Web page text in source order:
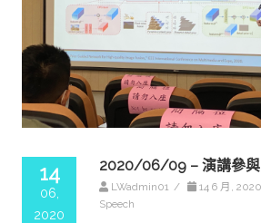
14
06,
2020
2020/06/09 – 演講參與
LWadmin01 / 14 6 月, 2020
Speech